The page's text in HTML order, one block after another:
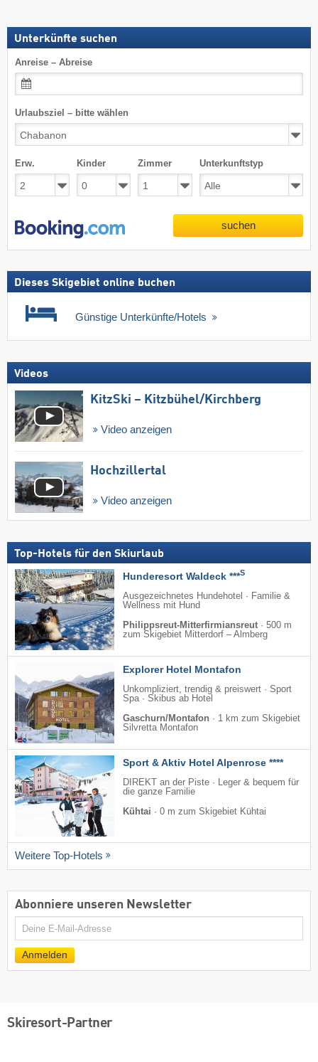
Unterkünfte suchen
Anreise – Abreise
Urlaubsziel – bitte wählen
Erw. Kinder Zimmer Unterkunftstyp
suchen
Dieses Skigebiet online buchen
Günstige Unterkünfte/Hotels
Videos
KitzSki – Kitzbühel/​Kirchberg
Video anzeigen
Hochzillertal
Video anzeigen
Top-Hotels für den Skiurlaub
Hunderesort Waldeck ***S
Ausgezeichnetes Hundehotel · Familie &
Wellness mit Hund
Philippsreut-Mitterfirmiansreut · 500 m
zum Skigebiet Mitterdorf – Almberg
Explorer Hotel Montafon
Unkompliziert, trendig & preiswert · Sport
Spa · Skibus ab Hotel
Gaschurn/Montafon · 1 km zum Skigebiet
Silvretta Montafon
Sport & Aktiv Hotel Alpenrose ****
DIREKT an der Piste · Leger & bequem für
die ganze Familie
Kühtai · 0 m zum Skigebiet Kühtai
Weitere Top-Hotels
Abonniere unseren Newsletter
E-
Mail
Anmelden
Skiresort-Partner